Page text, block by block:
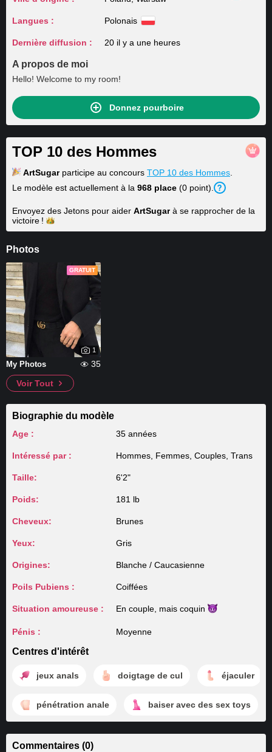
Langues : Polonais
Dernière diffusion : 20 il y a une heures
A propos de moi
Hello! Welcome to my room!
Donnez pourboire
TOP 10 des Hommes
ArtSugar participe au concours TOP 10 des Hommes
Le modèle est actuellement à la 968 place (0 point).
Envoyez des Jetons pour aider ArtSugar à se rapprocher de la
victoire !
Photos
GRATUIT
1
My Photos
35
Voir Tout
Biographie du modèle
Age : 35 années
Intéressé par : Hommes, Femmes, Couples, Trans
Taille: 6'2"
Poids: 181 lb
Cheveux: Brunes
Yeux: Gris
Origines: Blanche / Caucasienne
Poils Pubiens : Coiffées
Situation amoureuse : En couple, mais coquin
Pénis : Moyenne
Centres d'intérêt
jeux anals doigtage de cul éjaculer
pénétration anale baiser avec des sex toys
Commentaires (0)